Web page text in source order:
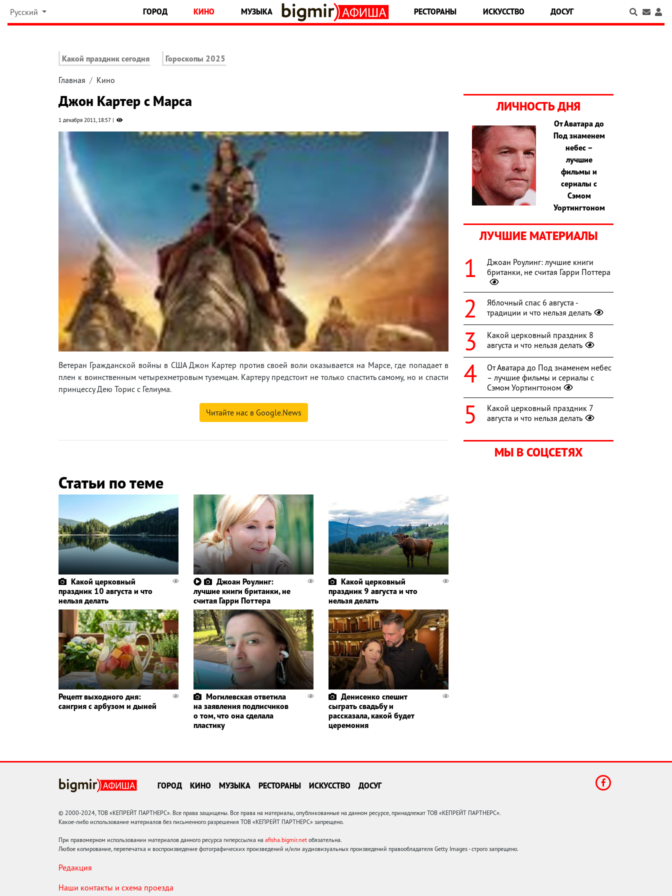
Русский ГОРОД КИНО МУЗЫКА РЕСТОРАНЫ ИСКУССТВО ДОСУГ
Какой праздник сегодня Гороскопы 2025
Главная Кино
Джон Картер с Марса
1 декабря 2011, 18:57
Ветеран Гражданской войны в США Джон Картер против своей воли оказывается на Марсе, где попадает в
плен к воинственным четырехметровым туземцам. Картеру предстоит не только спастить самому, но и спасти
принцессу Дею Торис с Гелиума.
Читайте нас в Google.News
Статьи по теме
Какой церковный
праздник 10 августа и что
нельзя делать
Джоан Роулинг:
лучшие книги британки, не
считая Гарри Поттера
Какой церковный
праздник 9 августа и что
нельзя делать
Рецепт выходного дня:
сангрия с арбузом и дыней
Могилевская ответила
на заявления подписчиков
о том, что она сделала
пластику
Денисенко спешит
сыграть свадьбу и
рассказала, какой будет
церемония
ЛИЧНОСТЬ ДНЯ
От Аватара до
Под знаменем
небес –
лучшие
фильмы и
сериалы с
Сэмом
Уортингтоном
ЛУЧШИЕ МАТЕРИАЛЫ
Джоан Роулинг: лучшие книги
британки, не считая Гарри Поттера
Яблочный спас 6 августа -
традиции и что нельзя делать
Какой церковный праздник 8
августа и что нельзя делать
От Аватара до Под знаменем небес
– лучшие фильмы и сериалы с
Сэмом Уортингтоном
Какой церковный праздник 7
августа и что нельзя делать
МЫ В СОЦСЕТЯХ
ГОРОД КИНО МУЗЫКА РЕСТОРАНЫ ИСКУССТВО ДОСУГ
© 2000-2024, ТОВ «КЕПРЕЙТ ПАРТНЕРС». Все права защищены. Все права на материалы, опубликованные на данном ресурсе, принадлежат ТОВ «КЕПРЕЙТ ПАРТНЕРС».
Какое-либо использование материалов без письменного разрешения ТОВ «КЕПРЕЙТ ПАРТНЕРС» запрещено.
При правомерном использовании материалов данного ресурса гиперссылка на afisha.bigmir.net обязательна.
Любое копирование, перепечатка и воспроизведение фотографических произведений и/или аудиовизуальных произведений правообладателя Getty Images - строго запрещено.
Редакция
Наши контакты и схема проезда